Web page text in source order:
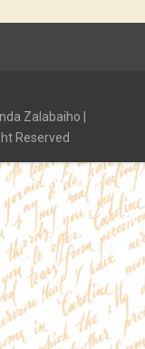
Zalabaiho |
Reserved